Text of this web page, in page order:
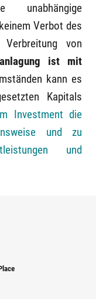
unabhängige
Verbot des
von
ist mit
kann es
Kapitals
Investment die
und zu
und